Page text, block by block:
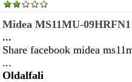
Midea MS11MU-
...
Share facebook midea
...
Oldalfali